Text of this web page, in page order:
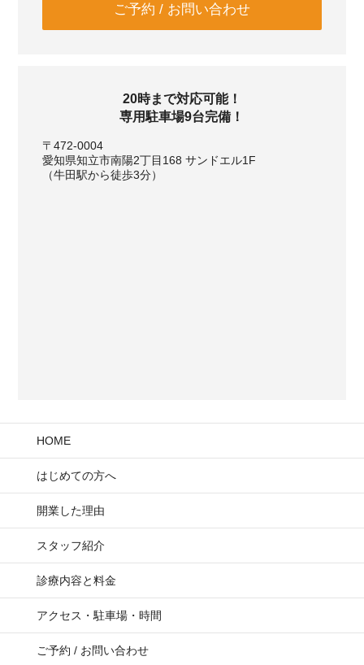
ご予約 / お問い合わせ
20時まで対応可能！
専用駐車場9台完備！
〒472-0004
愛知県知立市南陽2丁目168 サンドエル1F
（牛田駅から徒歩3分）
HOME
はじめての方へ
開業した理由
スタッフ紹介
診療内容と料金
アクセス・駐車場・時間
ご予約 / お問い合わせ